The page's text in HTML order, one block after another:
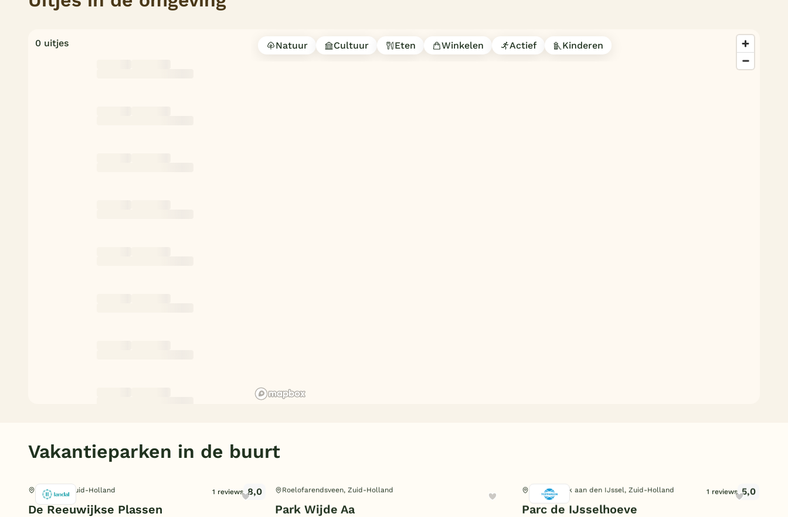
0 uitjes Natuur Cultuur Eten Winkelen Actief Kinderen
Vakantieparken in de buurt
Reeuwijk, Zuid-Holland 1 reviews 8,0
De Reeuwijkse Plassen
Roelofarendsveen, Zuid-Holland
Park Wijde Aa
Nieuwerkerk aan den IJssel, Zuid-Holland 1 reviews 5,0
Parc de IJsselhoeve